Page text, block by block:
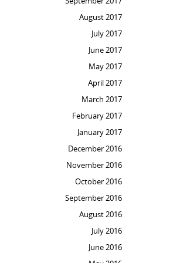
August 2017
July 2017
June 2017
May 2017
April 2017
March 2017
February 2017
January 2017
December 2016
November 2016
October 2016
September 2016
August 2016
July 2016
June 2016